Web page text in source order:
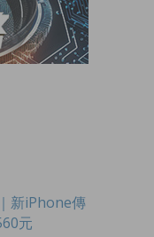
新iPhone傳
元